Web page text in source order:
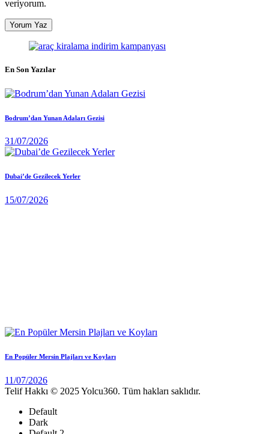
veriyorum.
En Son Yazılar
Bodrum’dan Yunan Adaları Gezisi
31/07/2026
Dubai’de Gezilecek Yerler
15/07/2026
En Popüler Mersin Plajları ve Koyları
11/07/2026
Telif Hakkı © 2025 Yolcu360. Tüm hakları saklıdır.
Default
Dark